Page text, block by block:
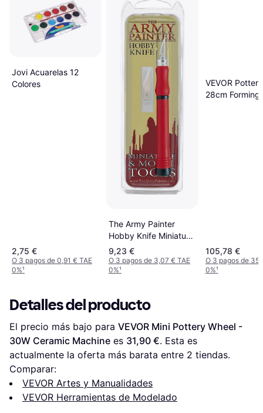
Jovi Acuarelas 12
Colores
2,75 €
O 3 pagos de 0,91 € TAE
0%¹
The Army Painter
Hobby Knife Miniature
& Model Tools
9,23 €
O 3 pagos de 3,07 € TAE
0%¹
VEVOR
28cm Forming
105,78 €
O 3 pagos de
0%¹
Detalles del producto
El precio más bajo para VEVOR Mini Pottery Wheel -
30W Ceramic Machine es 31,90 €. Esta es
actualmente la oferta más barata entre 2 tiendas.
Comparar:
VEVOR Artes y Manualidades
VEVOR Herramientas de Modelado